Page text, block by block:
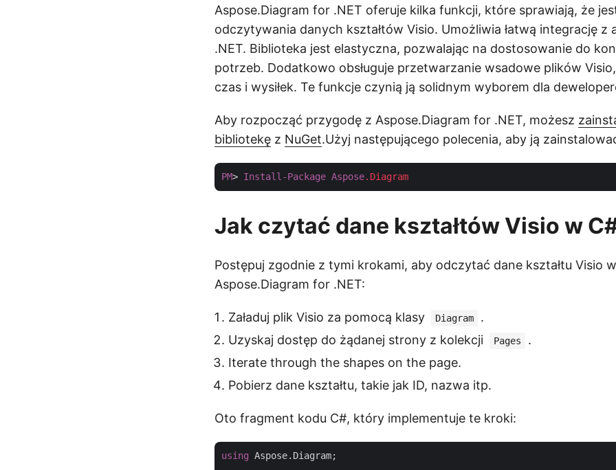
Aspose.Diagram for .NET oferuje kilka funkcji, które sprawiają, że
odczytywania danych kształtów Visio. Umożliwia łatwą integrację z
.NET. Biblioteka jest elastyczna, pozwalając na dostosowanie do
potrzeb. Dodatkowo obsługuje przetwarzanie wsadowe plików
czas i wysiłek. Te funkcje czynią ją solidnym wyborem dla
Aby rozpocząć przygodę z Aspose.Diagram for .NET, możesz
bibliotekę z NuGet.Użyj następującego polecenia, aby ją
PM> Install-Package Aspose.Diagram
Jak czytać dane kształtów Visio w
Postępuj zgodnie z tymi krokami, aby odczytać dane kształtu Visio
Aspose.Diagram for .NET:
Załaduj plik Visio za pomocą klasy Diagram
.
Uzyskaj dostęp do żądanej strony z kolekcji
Pages
.
Iterate through the shapes on the page.
Pobierz dane kształtu, takie jak ID, nazwa itp.
Oto fragment kodu C#, który implementuje te kroki:
using Aspose.Diagram;